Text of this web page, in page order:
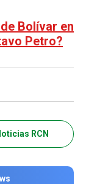
Bolívar en
Petro?
RCN